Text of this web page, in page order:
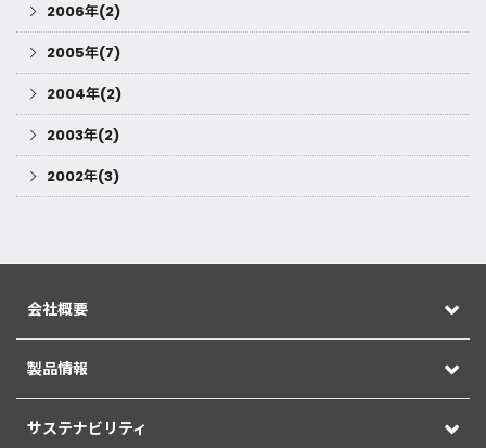
2006年(2)
2005年(7)
2004年(2)
2003年(2)
2002年(3)
会社概要
製品情報
サステナビリティ